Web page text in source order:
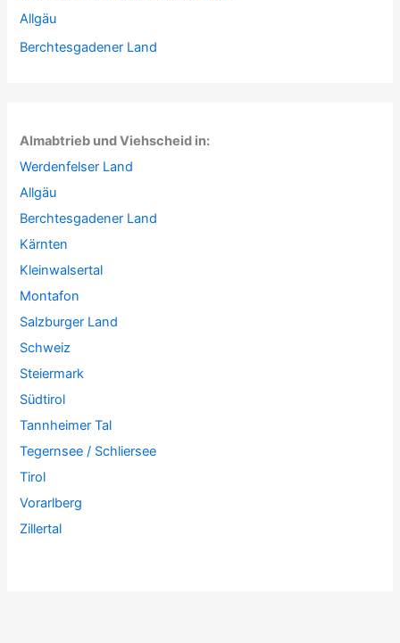
Allgäu
Berchtesgadener Land
Almabtrieb und Viehscheid in:
Werdenfelser Land
Allgäu
Berchtesgadener Land
Kärnten
Kleinwalsertal
Montafon
Salzburger Land
Schweiz
Steiermark
Südtirol
Tannheimer Tal
Tegernsee / Schliersee
Tirol
Vorarlberg
Zillertal